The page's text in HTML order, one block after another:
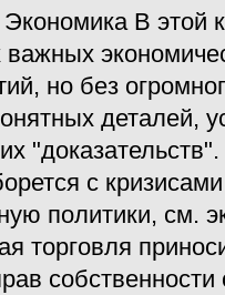
В этой
но без
деталей,
с
политики, см.
торговля